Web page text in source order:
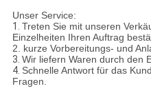
Unser Service:
1. Treten Sie mit unseren
Einzelheiten Ihren Auftrag
2. kurze Vorbereitungs- und
3. Wir liefern Waren durch den
4. Schnelle Antwort für das
Fragen.